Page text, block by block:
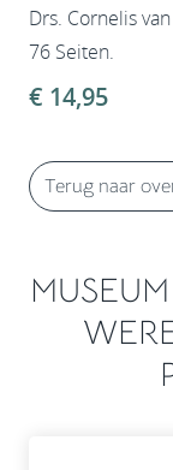
Drs. Cornelis
76 Seiten.
€ 14,95
Terug naar